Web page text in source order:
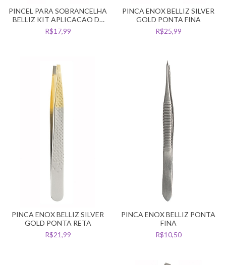
PINCEL PARA SOBRANCELHA
BELLIZ KIT APLICACAO DE
HENNA C/2
R$17,99
PINCA ENOX BELLIZ SILVER
GOLD PONTA FINA
R$25,99
PINCA ENOX BELLIZ SILVER
GOLD PONTA RETA
R$21,99
PINCA ENOX BELLIZ PONTA
FINA
R$10,50